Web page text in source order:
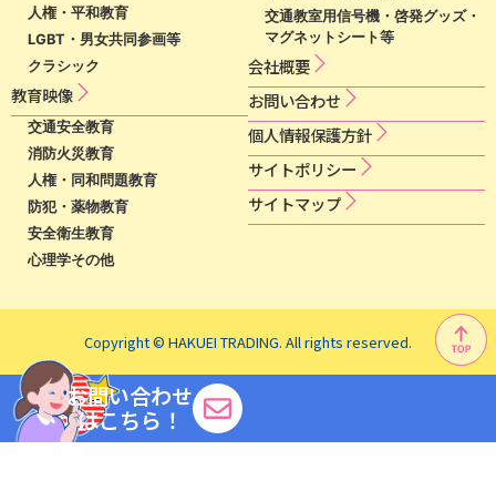
人権・平和教育
LGBT・男女共同参画等
クラシック
教育映像
交通安全教育
消防火災教育
人権・同和問題教育
防犯・薬物教育
安全衛生教育
心理学その他
交通教室用信号機・啓発グッズ・
マグネットシート等
会社概要
お問い合わせ
個​人​情​報​保​護​方​針​
サ​イ​ト​ポ​リ​シ​ー​
サイトマップ
Copyright © HAKUEI TRADING. All rights reserved.
お問い合わせ
はこちら！